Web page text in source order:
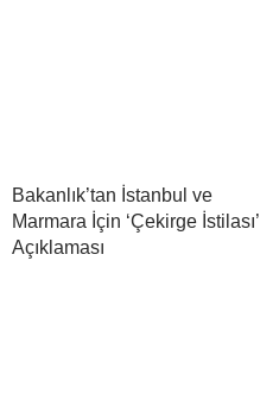
Bakanlık’tan İstanbul ve
Marmara İçin ‘Çekirge İstilası’
Açıklaması